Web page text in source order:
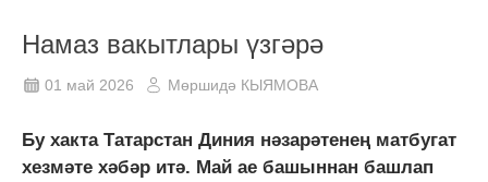
Намаз вакытлары үзгәрә
01 май 2026 Мөршидә КЫЯМОВА
Бу хакта Татарстан Диния нәзарәтенең матбугат
хезмәте хәбәр итә. Май ае башыннан башлап